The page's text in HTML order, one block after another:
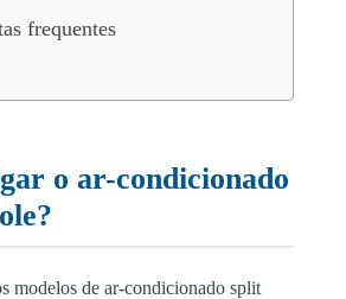
frequentes
o ar-condicionado
modelos de ar-condicionado split